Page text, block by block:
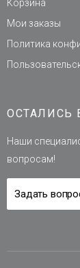
Корзина
Мои заказы
Политика
ОСТАЛИСЬ
Наши
вопросам!
Задать